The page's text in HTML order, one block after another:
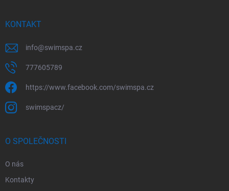
KONTAKT
info@swimspa.cz
777605789
https://www.facebook.com/swimspa.cz
swimspacz/
O SPOLEČNOSTI
O nás
Kontakty